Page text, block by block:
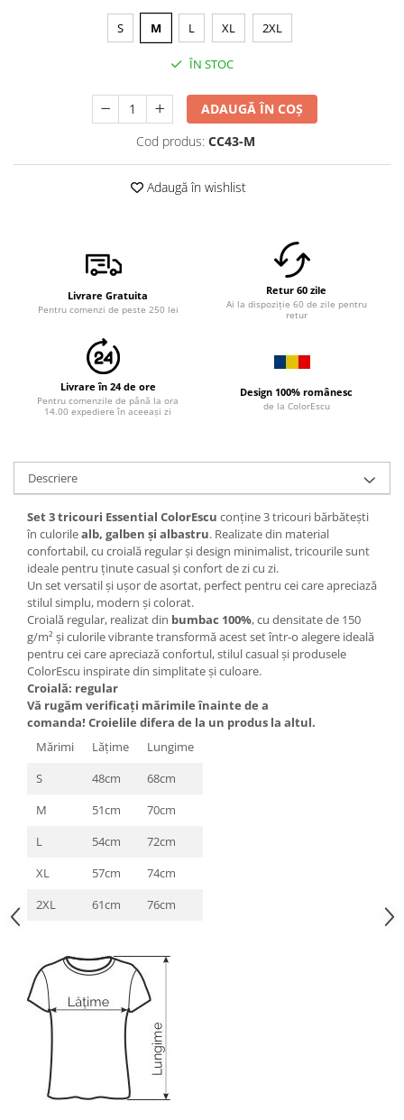
S M L XL 2XL
ÎN STOC
ADAUGĂ ÎN COȘ
Cod produs: CC43-M
Adaugă în wishlist
Livrare Gratuita
Pentru comenzi de peste 250 lei
Retur 60 zile
Ai la dispoziție 60 de zile pentru
retur
Livrare în 24 de ore
Pentru comenzile de până la ora
14.00 expediere în aceeași zi
Design 100% românesc
de la ColorEscu
Descriere
Set 3 tricouri Essential ColorEscu conține 3 tricouri bărbătești
în culorilealb, galben și albastru. Realizate din material
confortabil, cu croială regular și design minimalist, tricourile sunt
ideale pentru ținute casual și confort de zi cu zi.
Un set versatil și ușor de asortat, perfect pentru cei care apreciază
stilul simplu, modern și colorat.
Croială regular, realizat din bumbac 100%, cu densitate de 150
g/m² și culorile vibrante transformă acest set într-o alegere ideală
pentru cei care apreciază confortul, stilul casual și produsele
ColorEscu inspirate din simplitate și culoare.
Croială: regular
Vă rugăm verificaţi mărimile înainte de a
comanda! Croielile difera de la un produs la altul.
Mărimi
Lăţime
Lungime
S
48cm
68cm
M
51cm
70cm
L
54cm
72cm
XL
57cm
74cm
2XL
61cm 76cm